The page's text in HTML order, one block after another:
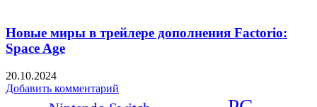
Новые миры в трейлере дополнения Factorio:
Space Age
20.10.2024
Добавить комментарий